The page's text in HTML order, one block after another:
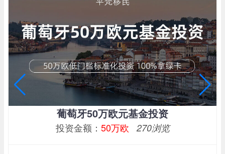
葡萄牙50万欧元基金投资
投资金额： 50万欧 270浏览